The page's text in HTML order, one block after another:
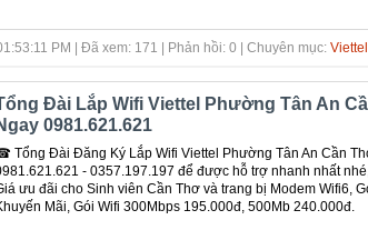
PM | Đã xem: 171 | Phản hồi: 0 | Chuyên mục:
Đài Lắp Wifi Viettel Phường Tân An
0981.621.621
Tổng Đài Đăng Ký Lắp Wifi Viettel Phường Tân An Cần
- 0357.197.197 để được hỗ trợ nhanh nhất
ưu đãi cho Sinh viên Cần Thơ và trang bị Modem Wifi6,
Mãi, Gói Wifi 300Mbps 195.000đ, 500Mb 240.000đ.